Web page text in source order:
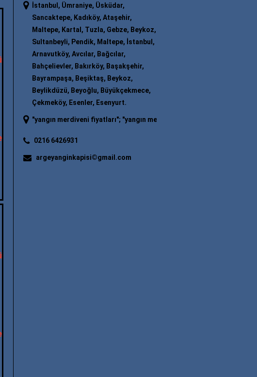
İstanbul, Ümraniye, Üsküdar,
Sancaktepe, Kadıköy, Ataşehir,
Maltepe, Kartal, Tuzla, Gebze, Beykoz,
Sultanbeyli, Pendik, Maltepe, İstanbul,
Arnavutköy, Avcılar, Bağcılar,
Bahçelievler, Bakırköy, Başakşehir,
Bayrampaşa, Beşiktaş, Beykoz,
Beylikdüzü, Beyoğlu, Büyükçekmece,
Çekmeköy, Esenler, Esenyurt.
yangın merdiveni fiyatları"; "yangın merdiveni firmaları
0216 6426931
argeyanginkapisi©gmail.com